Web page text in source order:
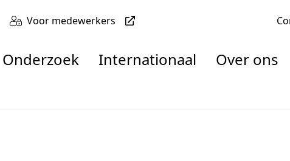
Voor medewerkers
Onderzoek Internationaal
Over ons
studenten